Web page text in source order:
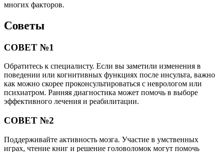
многих факторов.
Советы
СОВЕТ №1
Обратитесь к специалисту. Если вы заметили изменения в
поведении или когнитивных функциях после инсульта, важно
как можно скорее проконсультироваться с неврологом или
психиатром. Ранняя диагностика может помочь в выборе
эффективного лечения и реабилитации.
СОВЕТ №2
Поддерживайте активность мозга. Участие в умственных
играх, чтение книг и решение головоломок могут помочь